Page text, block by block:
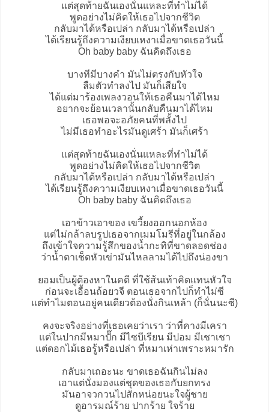
แต่สุดท้ายฉันเองนั่นแหละที่ทำไม่ได้
พูดอย่างไม่คิดให้เธอไปจากชีวิต
กลับมาได้หรือเปล่า กลับมาได้หรือเปล่า
ได้เรียนรู้ถึงความเงียบเหงาเมื่อขาดเธอวันนี้
Oh baby baby ฉันคิดถึงเธอ
บางทีมีบางคำ มันไม่ตรงกับหัวใจ
ลืมตัวทำลงไป มันก็เสียใจ
ได้แต่มาร้องเพลงวอนให้เธอคืนมาได้ไหม
อยากจะย้อนเวลานั้นกลับคืนมาได้ไหม
เธอพอจะอภัยคนที่พลั้งไป
ไม่มีเธอทำอะไรมันดูเศร้า มันก็เศร้า
แต่สุดท้ายฉันเองนั่นแหละที่ทำไม่ได้
พูดอย่างไม่คิดให้เธอไปจากชีวิต
กลับมาได้หรือเปล่า กลับมาได้หรือเปล่า
ได้เรียนรู้ถึงความเงียบเหงาเมื่อขาดเธอวันนี้
Oh baby baby ฉันคิดถึงเธอ
เอาข้าวเอาของ เขวี้ยงออกนอกห้อง
แต่ไม่กล้าลบรูปเธอจากเมมโมรีที่อยู่ในกล้อง
ถึงเข้าใจความรู้สึกของน้ำกะทิที่ขาดลอดช่อง
ว่าน้ำตาเช็ดหัวเข่ามันไหลลามได้ไปถึงน่องขา
ยอมเป็นผู้ต้องหาในคดี ที่ใช้ส้นเท้าคิดแทนหัวใจ
ก่อนจะเอื้อนถ้อยวจี ตอนเธอจากไปก็ทำไม่ซี
แต่ทำไมตอนอยู่คนเดียวต้องนั่งกินเหล้า (ก็นั่นนะซี)
คงจะจริงอย่างที่เธอเคยว่าเรา ว่าที่คางมีเครา
แต่ในปากมีหมาปั๊ก มีไซบีเรียน มีปอม มีเชาเชา
แต่ดอกไม้เธอรู้หรือเปล่า ที่หมาเห่าเพราะหมารัก
กลับมาเถอะนะ ขาดเธอฉันกินไม่ลง
เอาแต่นั่งมองแต่ชุดของเธอกับยกทรง
มันอาจวกวนไปสักหน่อยนะใจผู้ชาย
ดูอารมณ์ร้าย ปากร้าย ใจร้าย